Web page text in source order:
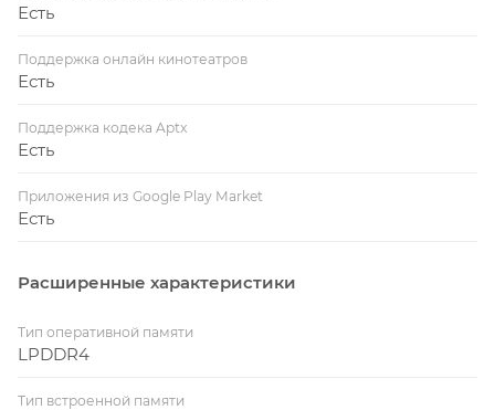
Есть
Поддержка онлайн кинотеатров
Есть
Поддержка кодека Aptx
Есть
Приложения из Google Play Market
Есть
Расширенные характеристики
Тип оперативной памяти
LPDDR4
Тип встроенной памяти